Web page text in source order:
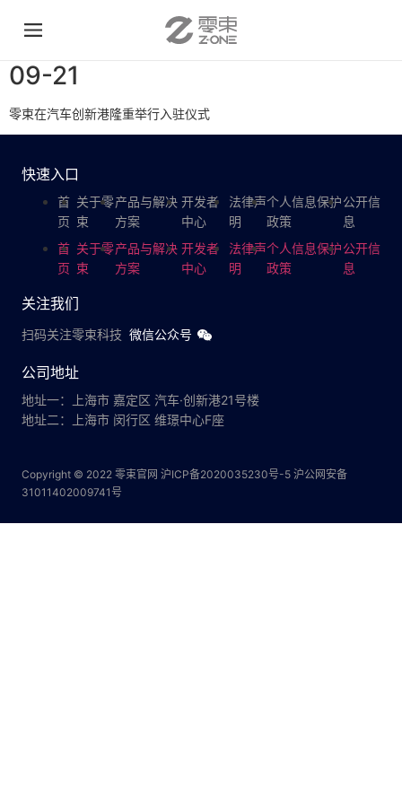
09-21
零束在汽车创新港隆重举行入驻仪式
快速入口
首
页
关于零
束
产品与解决
方案
开发者
中心
法律声
明
个人信息保护
政策
公开信
息
首
页
关于零
束
产品与解决
方案
开发者
中心
法律声
明
个人信息保护
政策
公开信
息
关注我们
扫码关注零束科技 微信公众号
公司地址
地址一：上海市 嘉定区 汽车·创新港21号楼
地址二：上海市 闵行区 维璟中心F座
Copyright © 2022 零束官网 沪ICP备2020035230号-5 沪公网安备
31011402009741号